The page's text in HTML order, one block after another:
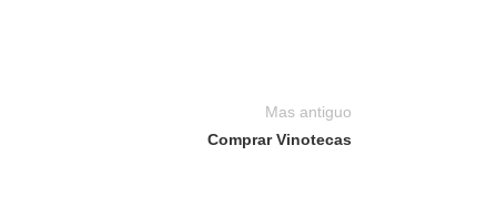
Mas antiguo
Comprar Vinotecas